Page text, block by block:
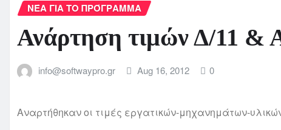
ΝΈΑ ΓΙΑ ΤΟ ΠΡΌΓΡΑΜΜΑ
Ανάρτηση τιμών Δ/11 &
info@softwaypro.gr Aug 16, 2012 0
Αναρτήθηκαν οι τιμές εργατικών-μηχανημάτων-